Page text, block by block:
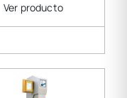
Ver producto